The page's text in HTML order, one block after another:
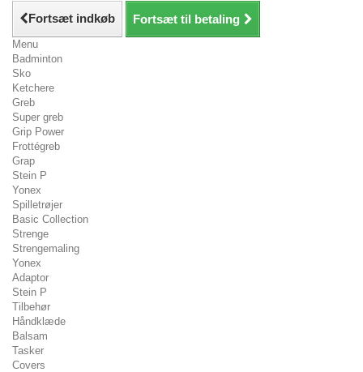
Fortsæt indkøb Fortsæt til betaling
Menu
Badminton
Sko
Ketchere
Greb
Super greb
Grip Power
Frottégreb
Grap
Stein P
Yonex
Spilletrøjer
Basic Collection
Strenge
Strengemaling
Yonex
Adaptor
Stein P
Tilbehør
Håndklæde
Balsam
Tasker
Covers